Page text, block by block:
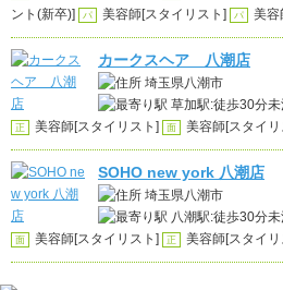
ント(新卒)]
パ 美容師[スタイリスト] パ 美容
カークスヘア 八潮店
埼玉県八潮市
草加駅:徒歩30分未
正 美容師[スタイリスト] 面 美容師[スタイリ
SOHO new york 八潮店
埼玉県八潮市
八潮駅:徒歩30分未
面 美容師[スタイリスト] 正 美容師[スタイリ